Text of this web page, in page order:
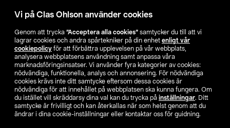
Vi på Clas Ohlson använder cookies
Genom att trycka ”Acceptera alla cookies” samtycker du till att vi
lagrar cookies och andra spårtekniker på din enhet enligt vår
cookiepolicy för att förbättra upplevelsen på vår webbplats,
analysera webbplatsens användning samt anpassa våra
marknadsföringsinsatser. Vi använder fyra kategorier av cookies:
nödvändiga, funktionella, analys och annonsering. För nödvändiga
cookies krävs inte ditt samtycke eftersom dessa cookies är
nödvändiga för att innehållet på webbplatsen ska kunna fungera. Om
du istället vill skräddarsy dina val kan du trycka på inställningar. Ditt
samtycke är frivilligt och kan återkallas när som helst genom att du
ändrar i dina cookie-inställningar eller kontaktar oss för guidning.
Hitta butik
SE NO FI